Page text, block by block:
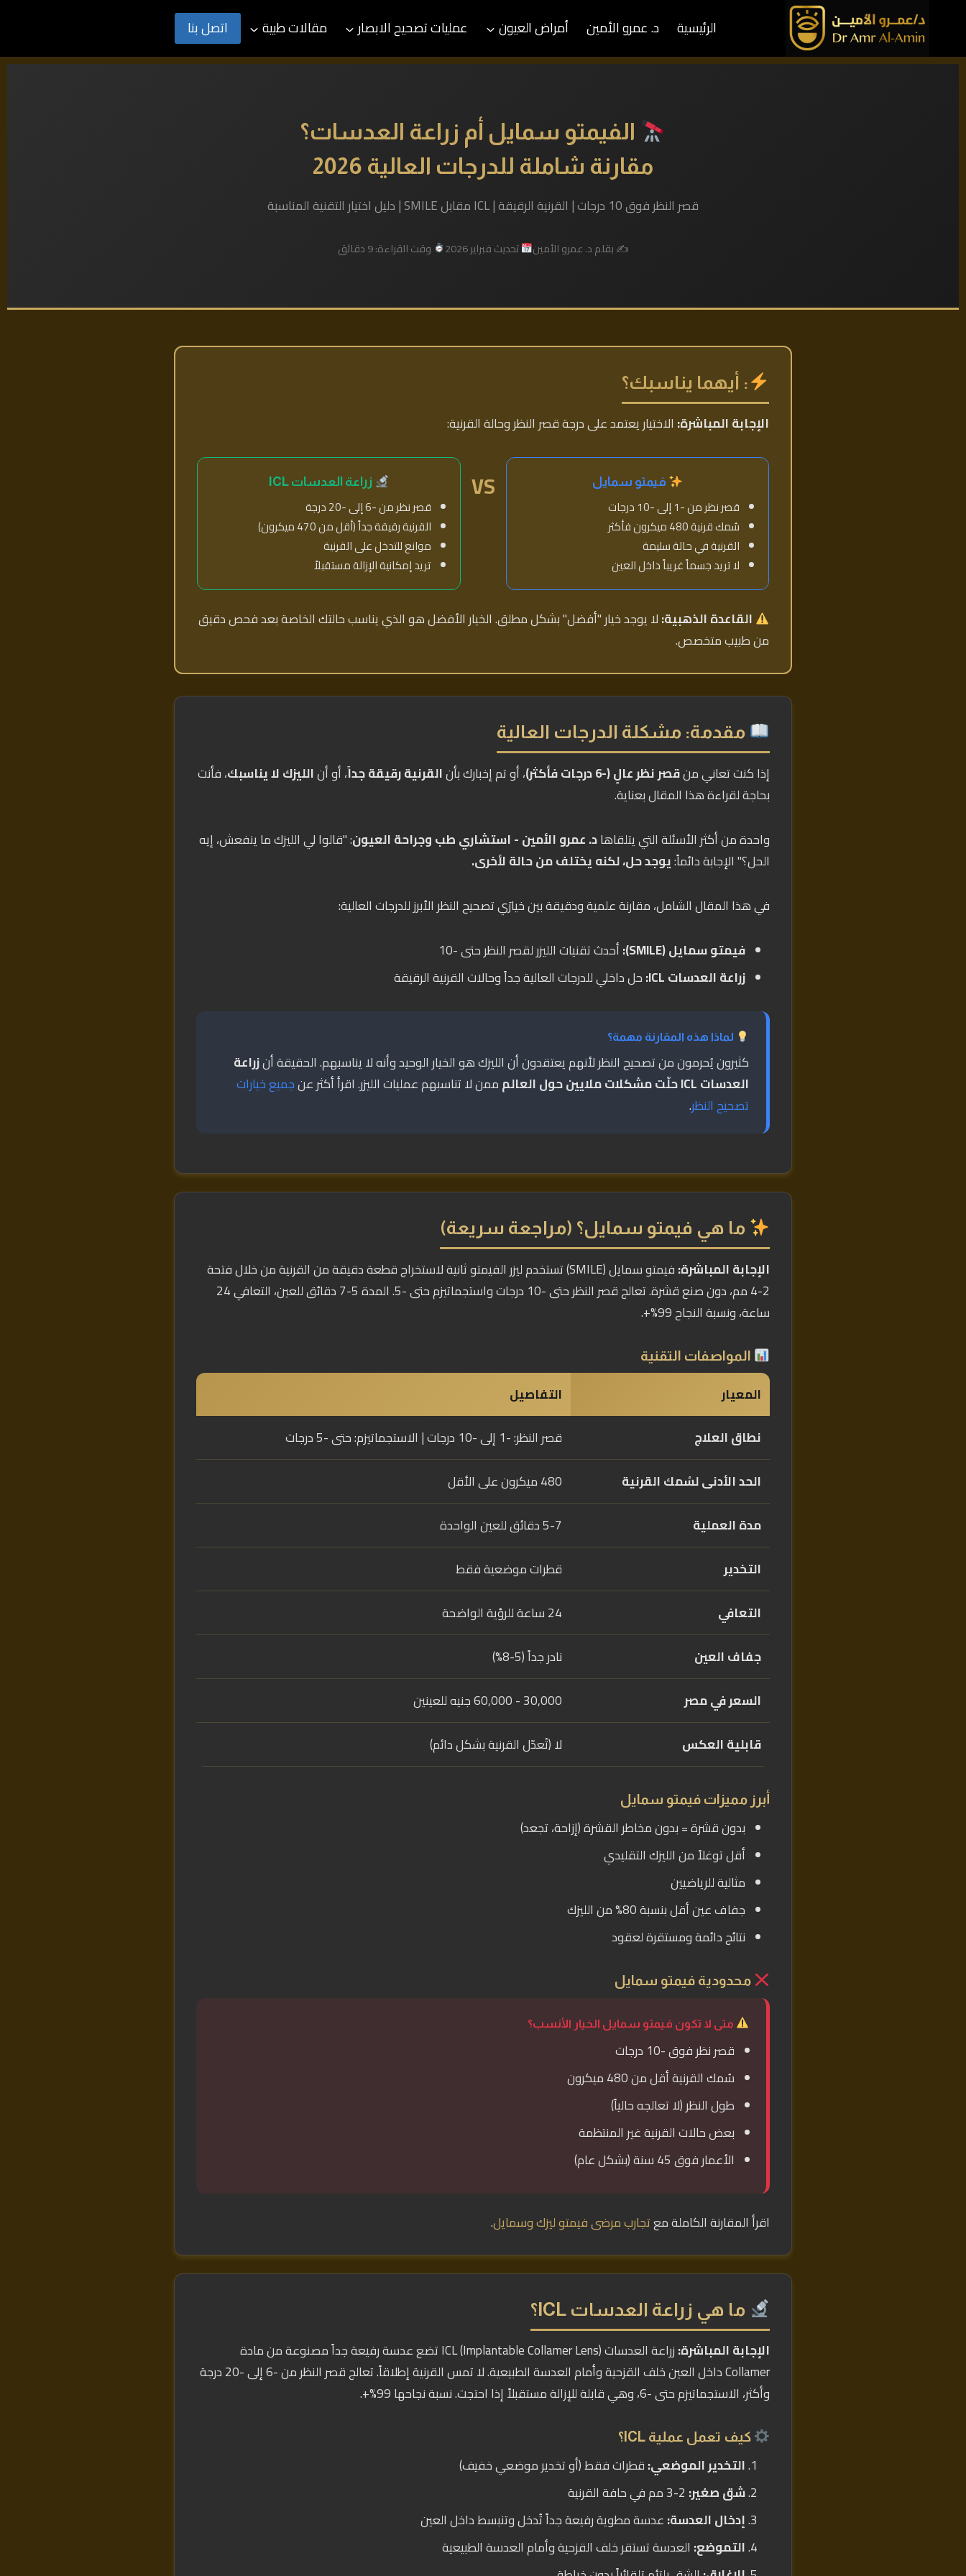
الرئيسية د. عمرو الأمين أمراض العيون عمليات تصحيح الابصار مقالات طبية اتصل بنا
الفيمتو سمايل أم زراعة العدسات؟
مقارنة شاملة للدرجات العالية 2026
قصر النظر فوق 10 درجات | القرنية الرقيقة | ICL مقابل SMILE | دليل اختيار التقنية المناسبة
✍️ بقلم د. عمرو الأمين تحديث فبراير 2026 وقت القراءة: 9 دقائق
: أيهما يناسبك؟
الإجابة المباشرة: الاختيار يعتمد على درجة قصر النظر وحالة القرنية:
فيمتو سمايل
قصر نظر من -1 إلى -10 درجات
سُمك قرنية 480 ميكرون فأكثر
القرنية في حالة سليمة
لا تريد جسماً غريباً داخل العين
VS زراعة العدسات ICL
قصر نظر من -6 إلى -20 درجة
القرنية رقيقة جداً (أقل من 470 ميكرون)
موانع للتدخل على القرنية
تريد إمكانية الإزالة مستقبلاً
القاعدة الذهبية:لا يوجد خيار "أفضل" بشكل مطلق. الخيار الأفضل هو الذي يناسب حالتك الخاصة بعد فحص دقيق
من طبيب متخصص.
مقدمة: مشكلة الدرجات العالية
إذا كنت تعاني منقصر نظر عالٍ (-6 درجات فأكثر) ، أو تم إخبارك بأنالقرنية رقيقة جداً، أو أنالليزك لا يناسبك، فأنت
بحاجة لقراءة هذا المقال بعناية.
واحدة من أكثر الأسئلة التي يتلقاهاد. عمرو الأمين - استشاري طب وجراحة العيون: "قالوا لي الليزك ما ينفعش، إيه
الحل؟" الإجابة دائماً:يوجد حل، لكنه يختلف من حالة لأخرى.
في هذا المقال الشامل، مقارنة علمية ودقيقة بين خيارَي تصحيح النظر الأبرز للدرجات العالية:
فيمتو سمايل (SMILE):
أحدث تقنيات الليزر لقصر النظر حتى -10
زراعة العدسات ICL:
حل داخلي للدرجات العالية جداً وحالات القرنية الرقيقة
لماذا هذه المقارنة مهمة؟
كثيرون يُحرمون من تصحيح النظر لأنهم يعتقدون أن الليزك هو الخيار الوحيد وأنه لا يناسبهم. الحقيقة أنزراعة
العدسات ICL حلّت مشكلات ملايين حول العالم
ممن لا تناسبهم عمليات الليزر. اقرأ أكثر عنجميع خيارات
تصحيح النظر.
ما هي فيمتو سمايل؟ (مراجعة سريعة)
الإجابة المباشرة:
فيمتو سمايل (SMILE) تستخدم ليزر الفيمتو ثانية لاستخراج قطعة دقيقة من القرنية من خلال فتحة
2-4 مم، دون صنع قشرة. تعالج قصر النظر حتى -10 درجات واستجماتيزم حتى -5. المدة 5-7 دقائق للعين، التعافي 24
ساعة، ونسبة النجاح 99%+.
المواصفات التقنية
المعيار
التفاصيل
نطاق العلاج
قصر النظر: -1 إلى -10 درجات | الاستجماتيزم: حتى -5 درجات
الحد الأدنى لسُمك القرنية
480 ميكرون على الأقل
مدة العملية
5-7 دقائق للعين الواحدة
التخدير
قطرات موضعية فقط
التعافي
24 ساعة للرؤية الواضحة
جفاف العين
نادر جداً (5-8%)
السعر في مصر
30,000 - 60,000 جنيه للعينين
قابلية العكس
لا (تُعدّل القرنية بشكل دائم)
أبرز مميزات فيمتو سمايل
بدون قشرة = بدون مخاطر القشرة (إزاحة، تجعد)
أقل توغلاً من الليزك التقليدي
مثالية للرياضيين
جفاف عين أقل بنسبة 80% من الليزك
نتائج دائمة ومستقرة لعقود
محدودية فيمتو سمايل
متى لا تكون فيمتو سمايل الخيار الأنسب؟
قصر نظر فوق -10 درجات
سُمك القرنية أقل من 480 ميكرون
طول النظر (لا تعالجه حالياً)
بعض حالات القرنية غير المنتظمة
الأعمار فوق 45 سنة (بشكل عام)
اقرأ المقارنة الكاملة معتجارب مرضى فيمتو ليزك وسمايل.
ما هي زراعة العدسات ICL؟
الإجابة المباشرة:
زراعة العدسات ICL (Implantable Collamer Lens) تضع عدسة رفيعة جداً مصنوعة من مادة
Collamer داخل العين خلف القزحية وأمام العدسة الطبيعية. لا تمس القرنية إطلاقاً. تعالج قصر النظر من -6 إلى -20 درجة
وأكثر، الاستجماتيزم حتى -6، وهي قابلة للإزالة مستقبلاً إذا احتجت. نسبة نجاحها 99%+.
كيف تعمل عملية ICL؟
التخدير الموضعي:قطرات فقط (أو تخدير موضعي خفيف)
شق صغير:
إدخال العدسة:عدسة مطوية رفيعة جداً تُدخل وتنبسط داخل العين
التموضع: العدسة تستقر خلف القزحية وأمام العدسة الطبيعية